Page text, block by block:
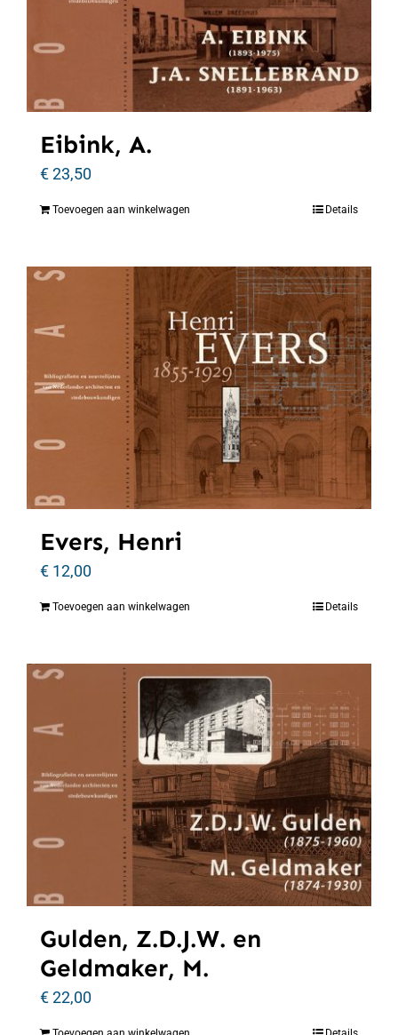
Eibink, A.
€23,50
Toevoegen aan winkelwagen Details
Evers, Henri
€ 12,00
Toevoegen aan winkelwagen Details
Gulden, Z.D.J.W. en
Geldmaker, M.
€22,00